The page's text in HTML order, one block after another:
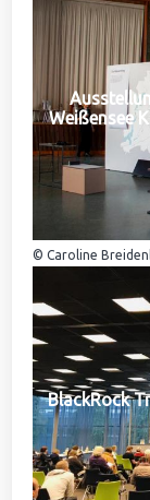
Weißensee
© Caroline
BlackRock